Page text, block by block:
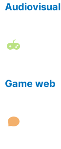
Audiovisual
Game web